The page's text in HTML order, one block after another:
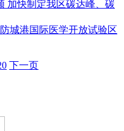
加快制定我区碳达峰、碳
城港国际医学开放试验区
下一页